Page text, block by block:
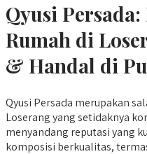
Qyusi Persada:
Rumah di
& Handal di
Qyusi Persada merupakan
Loserang yang setidaknya
menyandang reputasi yang
komposisi berkualitas,